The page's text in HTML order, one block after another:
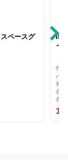
iPad Air 第3
イ MUUJ2J/
付属品：本体の
バッテリー：
発売日：2019/
在庫店舗：サ
円(税